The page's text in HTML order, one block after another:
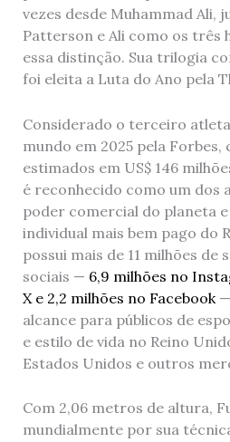
vezes desde Muhammad Ali,
Patterson e Ali como os três
essa distinção. Sua trilogia
foi eleita a Luta do Ano pela
Considerado o terceiro
mundo em 2025 pela Forbes,
estimados em US$ 146
é reconhecido como um dos
poder comercial do planeta
individual mais bem pago do
possui mais de 11 milhões de
sociais — 6,9 milhões no
X e 2,2 milhões no Facebook
alcance para públicos de
e estilo de vida no Reino
Estados Unidos e outros
Com 2,06 metros de altura,
mundialmente por sua